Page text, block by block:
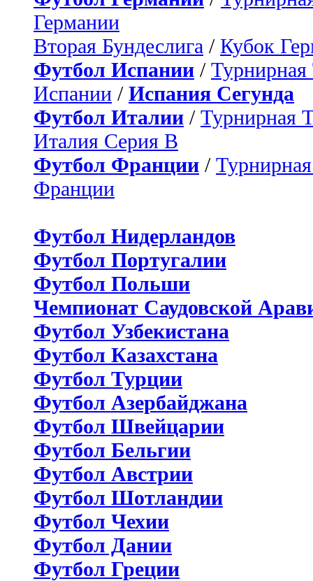
Германии
Вторая Бундеслига / Кубок
Футбол Испании / Турнирная
Испании / Испания Сегунда
Футбол Италии / Турнирная
Италия Серия B
Футбол Франции /
Франции
Футбол Нидерландов
Футбол Португалии
Футбол Польши
Чемпионат Саудовской
Футбол Узбекистана
Футбол Казахстана
Футбол Турции
Футбол Азербайджана
Футбол Швейцарии
Футбол Бельгии
Футбол Австрии
Футбол Шотландии
Футбол Чехии
Футбол Дании
Футбол Греции